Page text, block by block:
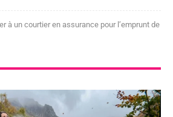
à un courtier en assurance pour l’emprunt de